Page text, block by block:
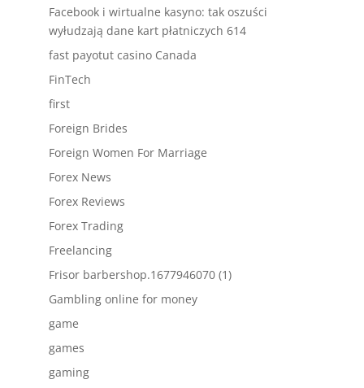
Facebook i wirtualne kasyno: tak oszuści
wyłudzają dane kart płatniczych 614
fast payotut casino Canada
FinTech
first
Foreign Brides
Foreign Women For Marriage
Forex News
Forex Reviews
Forex Trading
Freelancing
Frisor barbershop.1677946070 (1)
Gambling online for money
game
games
gaming